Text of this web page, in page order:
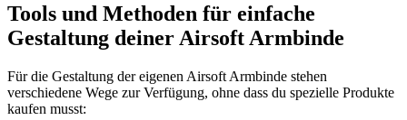
Tools und Methoden für einfache
Gestaltung deiner Airsoft Armbinde
Für die Gestaltung der eigenen Airsoft Armbinde stehen
verschiedene Wege zur Verfügung, ohne dass du spezielle Produkte
kaufen musst: